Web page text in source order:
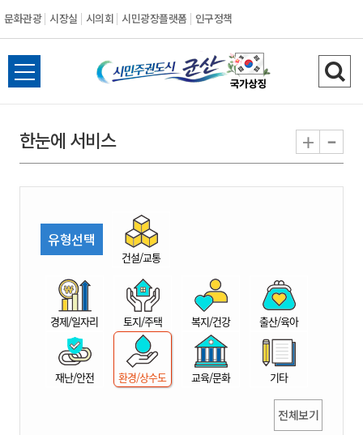
문화관광 시장실 시의회 시민광장플랫폼 인구정책
시
민
권
시
산
전
체
뉴
열
검
색
기
한눈에 서비스 + -
유형선택
건설/교통
경제/일자리 토지/주택 복지/건강 출산/육아
재난/안전 환경/상수도 교육/문화 기타
전체보기